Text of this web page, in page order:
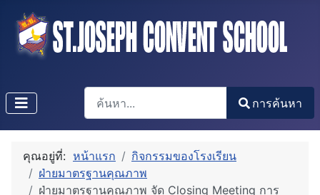
การค้นหา
Type 2 or more characters for results.
การค้นหา
คุณอยู่ที่: หน้าแรก
กิจกรรมของโรงเรียน
ฝ่ายมาตรฐานคุณภาพ
ฝ่ายมาตรฐานคุณภาพ จัด Closing Meeting การ